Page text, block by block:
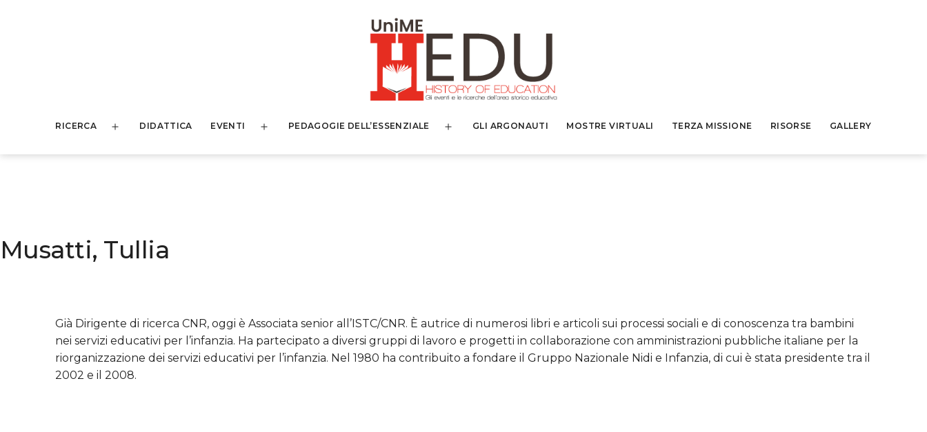
RICERCA
Apri
DIDATTICA EVENTI
Apri
PEDAGOGIE DELL’ESSENZIALE
Apri
GLI ARGONAUTI MOSTRE VIRTUALI TERZA MISSIONE RISORSE GALLERY
Musatti, Tullia
Già Dirigente di ricerca CNR, oggi è Associata senior all’ISTC/CNR. È autrice di numerosi libri e articoli sui processi sociali e di conoscenza tra bambini
nei servizi educativi per l’infanzia. Ha partecipato a diversi gruppi di lavoro e progetti in collaborazione con amministrazioni pubbliche italiane per la
riorganizzazione dei servizi educativi per l’infanzia. Nel 1980 ha contribuito a fondare il Gruppo Nazionale Nidi e Infanzia, di cui è stata presidente tra il
2002 e il 2008.